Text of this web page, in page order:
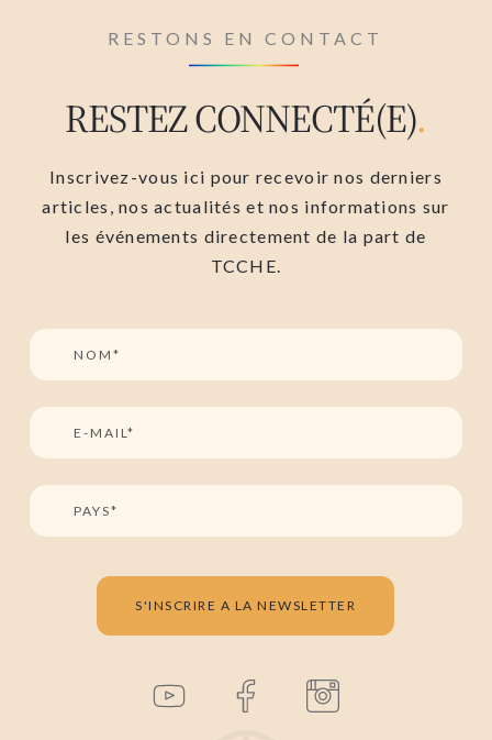
RESTONS EN CONTACT
RESTEZ CONNECTÉ(E).
Inscrivez-vous ici pour recevoir nos derniers
articles, nos actualités et nos informations sur
les événements directement de la part de
TCCHE.